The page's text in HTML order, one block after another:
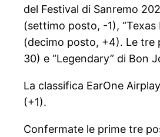
del Festival di Sanremo
(settimo posto, -1), “Texas
(decimo posto, +4). Le tre
30) e “Legendary” di Bon
La classifica EarOne
(+1).
Confermate le prime tre